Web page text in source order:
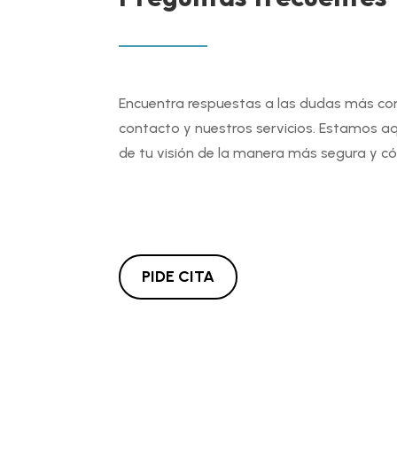
Encuentra respuestas a las dudas más
contacto y nuestros servicios. Estamos
de tu visión de la manera más segura y
PIDE CITA